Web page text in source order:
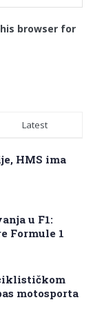
browser for
Latest
HMS ima
u F1:
Formule 1
motosporta